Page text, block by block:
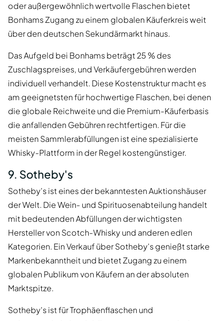
oder außergewöhnlich wertvolle Flaschen bietet
Bonhams Zugang zu einem globalen Käuferkreis weit
über den deutschen Sekundärmarkt hinaus.
Das Aufgeld bei Bonhams beträgt 25 % des
Zuschlagspreises, und Verkäufergebühren werden
individuell verhandelt. Diese Kostenstruktur macht es
am geeignetsten für hochwertige Flaschen, bei denen
die globale Reichweite und die Premium-Käuferbasis
die anfallenden Gebühren rechtfertigen. Für die
meisten Sammlerabfüllungen ist eine spezialisierte
Whisky-Plattform in der Regel kostengünstiger.
9. Sotheby's
Sotheby's ist eines der bekanntesten Auktionshäuser
der Welt. Die Wein- und Spirituosenabteilung handelt
mit bedeutenden Abfüllungen der wichtigsten
Hersteller von Scotch-Whisky und anderen edlen
Kategorien. Ein Verkauf über Sotheby's genießt starke
Markenbekanntheit und bietet Zugang zu einem
globalen Publikum von Käufern an der absoluten
Marktspitze.
Sotheby's ist für Trophäenflaschen und